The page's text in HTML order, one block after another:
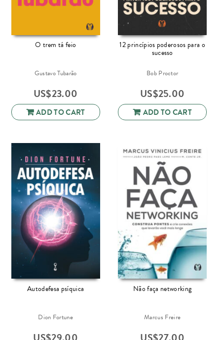
O trem tá feio
Gustavo Tubarão
US$23.00
ADD TO CART
12 princípios poderosos para o
sucesso
Bob Proctor
US$25.00
ADD TO CART
Autodefesa psíquica
Dion Fortune
Não faça networking
Marcus Freire